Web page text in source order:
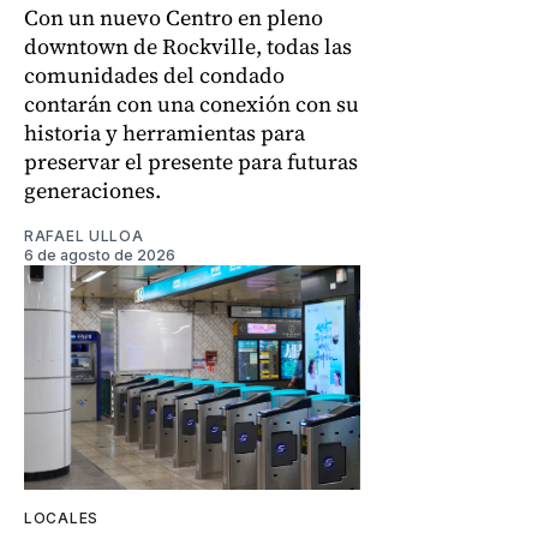
Con un nuevo Centro en pleno
downtown de Rockville, todas las
comunidades del condado
contarán con una conexión con su
historia y herramientas para
preservar el presente para futuras
generaciones.
RAFAEL ULLOA
6 de agosto de 2026
LOCALES